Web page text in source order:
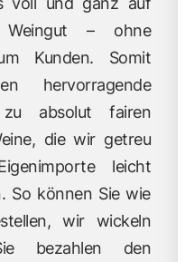
Weingut – ohne
Kunden. Somit
hervorragende
zu absolut fairen
die wir getreu
leicht
So können Sie wie
wir wickeln
bezahlen den